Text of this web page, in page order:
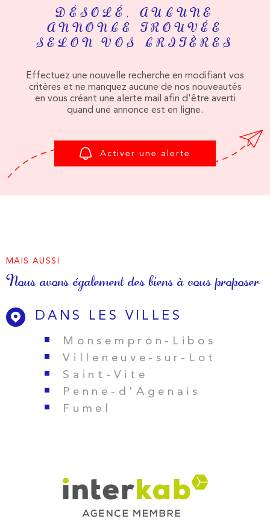
ALERTE E-
CONTACT
DÉSOLÉ, AUCUNE
ANNONCE TROUVÉE
SELON VOS CRITÈRES
Effectuez une nouvelle recherche en modifiant vos
critères et ne manquez aucune de nos nouveautés
en vous créant une alerte mail afin d'être averti
quand une annonce est en ligne.
Activer une alerte
MAIS AUSSI
Nous avons également des biens à vous proposer
DANS LES VILLES
Monsempron-Libos
Villeneuve-sur-Lot
Saint-Vite
Penne-d'Agenais
Fumel
CHAMPS
TEXTE
CRITÈRES
SUPPLÉMENTAIRES
RECHERCHER